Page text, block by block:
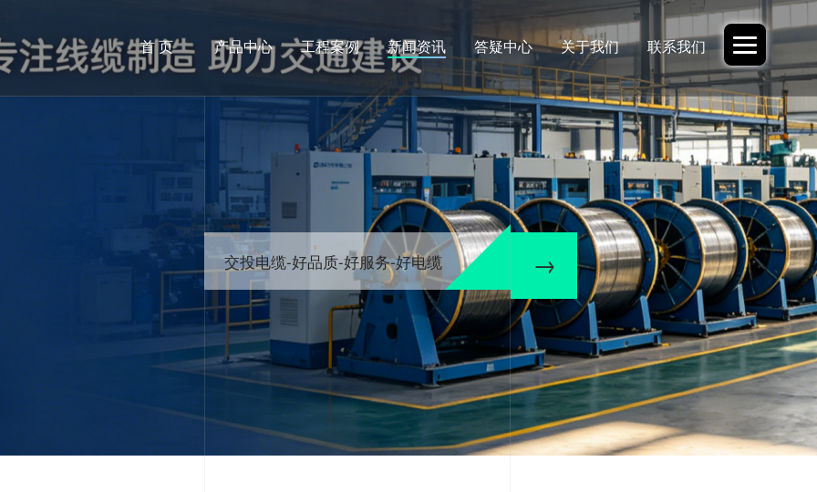
首 页 产品中心 工程案例 新闻资讯 答疑中心 关于我们 联系我们
交投电缆-好品质-好服务-好电缆